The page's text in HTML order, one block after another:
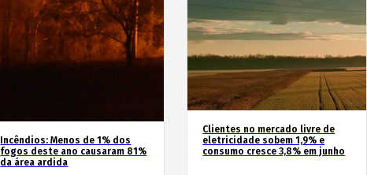
Incêndios: Menos de 1% dos
fogos deste ano causaram 81%
da área ardida
Clientes no mercado livre de
eletricidade sobem 1,9% e
consumo cresce 3,8% em junho